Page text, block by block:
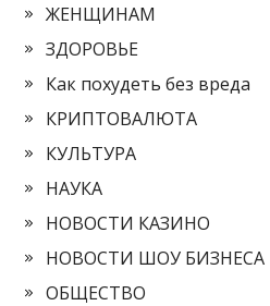
ЖЕНЩИНАМ
ЗДОРОВЬЕ
Как похудеть без вреда
КРИПТОВАЛЮТА
КУЛЬТУРА
НАУКА
НОВОСТИ КАЗИНО
НОВОСТИ ШОУ БИЗНЕСА
ОБЩЕСТВО